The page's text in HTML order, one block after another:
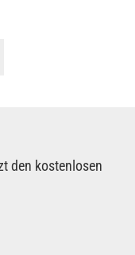
den kostenlosen